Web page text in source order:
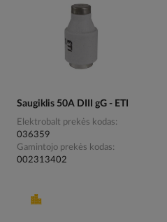
Saugiklis 50A DIII gG - ETI
Elektrobalt prekės kodas
036359
Gamintojo prekės kodas
002313402